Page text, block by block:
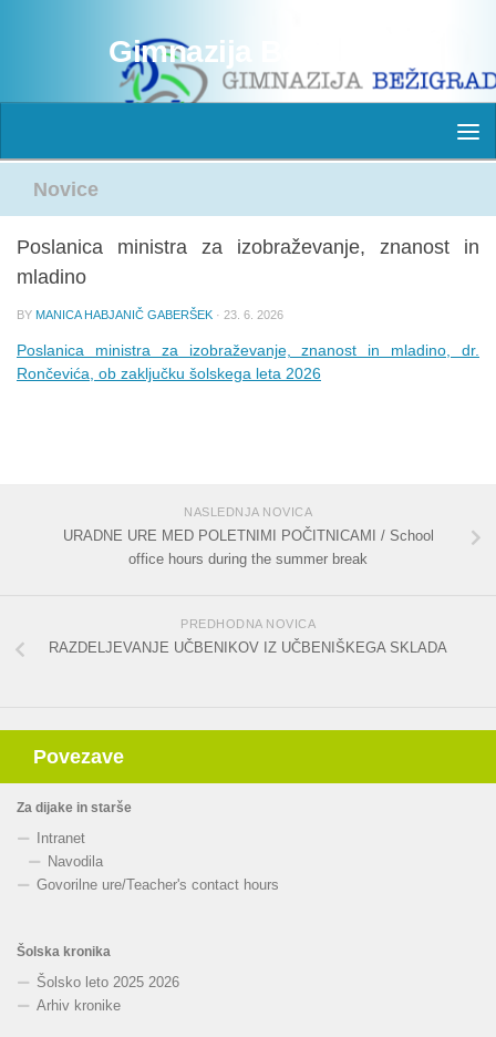
Gimnazija Bežigrad
Novice
Poslanica ministra za izobraževanje, znanost in
mladino
BY MANICA HABJANIČ GABERŠEK · 23. 6. 2026
Poslanica ministra za izobraževanje, znanost in mladino, dr.
Rončevića, ob zaključku šolskega leta 2026
NASLEDNJA NOVICA
URADNE URE MED POLETNIMI POČITNICAMI / School
office hours during the summer break
PREDHODNA NOVICA
RAZDELJEVANJE UČBENIKOV IZ UČBENIŠKEGA SKLADA
Povezave
Za dijake in starše
Intranet
Navodila
Govorilne ure/Teacher's contact hours
Šolska kronika
Šolsko leto 2025 2026
Arhiv kronike